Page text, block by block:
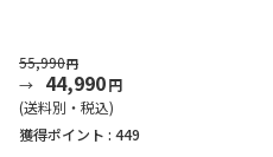
55,990円
44,990円
(送料別・税込)
獲得ポイント : 449